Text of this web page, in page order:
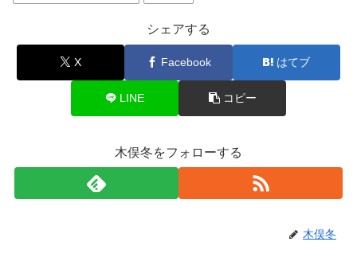
シェアする
X Facebook はてブ
LINE コピー
木俣冬をフォローする
木俣冬